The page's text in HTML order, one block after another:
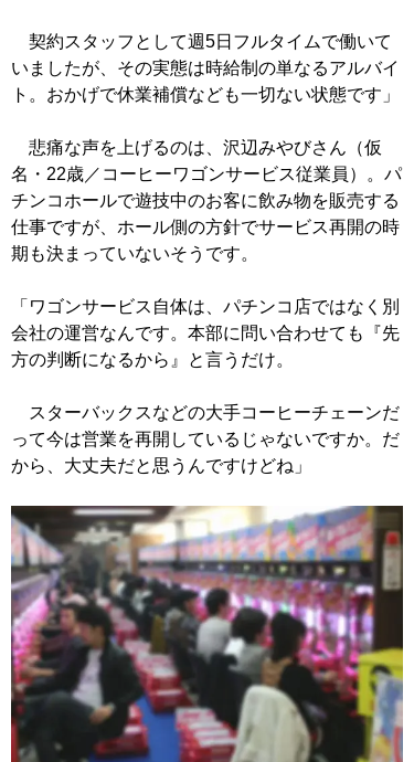
契約スタッフとして週5日フルタイムで働いて
いましたが、その実態は時給制の単なるアルバイ
ト。おかげで休業補償なども一切ない状態です」
悲痛な声を上げるのは、沢辺みやびさん（仮
名・22歳／コーヒーワゴンサービス従業員）。パ
チンコホールで遊技中のお客に飲み物を販売する
仕事ですが、ホール側の方針でサービス再開の時
期も決まっていないそうです。
「ワゴンサービス自体は、パチンコ店ではなく別
会社の運営なんです。本部に問い合わせても『先
方の判断になるから』と言うだけ。
スターバックスなどの大手コーヒーチェーンだ
って今は営業を再開しているじゃないですか。だ
から、大丈夫だと思うんですけどね」